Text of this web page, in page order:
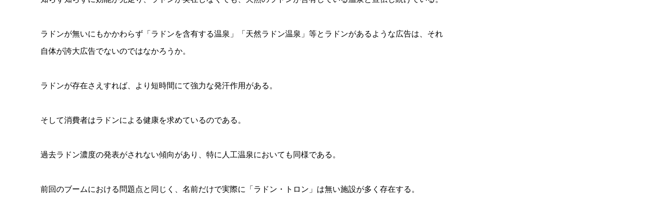
ラドンが無いにもかかわらず「ラドンを含有する温泉」「天然ラドン温泉」等とラドンがあるような広告は、それ
自体が誇大広告でないのではなかろうか。
ラドンが存在さえすれば、より短時間にて強力な発汗作用がある。
そして消費者はラドンによる健康を求めているのである。
過去ラドン濃度の発表がされない傾向があり、特に人工温泉においても同様である。
前回のブームにおける問題点と同じく、名前だけで実際に「ラドン・トロン」は無い施設が多く存在する。